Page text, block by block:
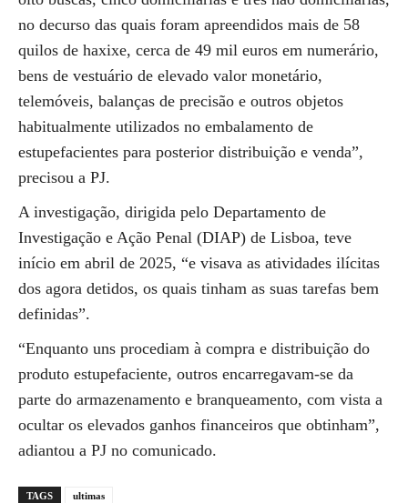
no decurso das quais foram apreendidos mais de 58
quilos de haxixe, cerca de 49 mil euros em numerário,
bens de vestuário de elevado valor monetário,
telemóveis, balanças de precisão e outros objetos
habitualmente utilizados no embalamento de
estupefacientes para posterior distribuição e venda”,
precisou a PJ.
A investigação, dirigida pelo Departamento de
Investigação e Ação Penal (DIAP) de Lisboa, teve
início em abril de 2025, “e visava as atividades ilícitas
dos agora detidos, os quais tinham as suas tarefas bem
definidas”.
“Enquanto uns procediam à compra e distribuição do
produto estupefaciente, outros encarregavam-se da
parte do armazenamento e branqueamento, com vista a
ocultar os elevados ganhos financeiros que obtinham”,
adiantou a PJ no comunicado.
TAGS ultimas